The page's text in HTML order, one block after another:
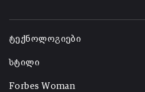
ტექნოლოგიები
სტილი
Forbes Woman